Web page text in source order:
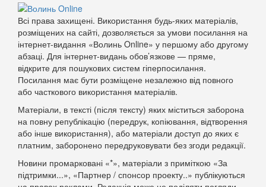
Всі права захищені. Використання будь-яких матеріалів,
розміщених на сайті, дозволяється за умови посилання на
інтернет-видання «Волинь Online» у першому або другому
абзаці. Для інтернет-видань обов’язкове — пряме,
відкрите для пошукових систем гіперпосилання.
Посилання має бути розміщене незалежно від повного
або часткового використання матеріалів.
Матеріали, в тексті (після тексту) яких міститься заборона
на повну републікацію (передрук, копіювання, відтворення
або інше використання), або матеріали доступ до яких є
платним, заборонено передруковувати без згоди редакції.
Новини промарковані «*», матеріали з приміткою «За
підтримки...», «Партнер / спонсор проекту..» публікуються